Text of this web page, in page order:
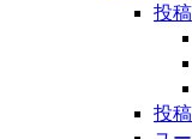
投稿
投